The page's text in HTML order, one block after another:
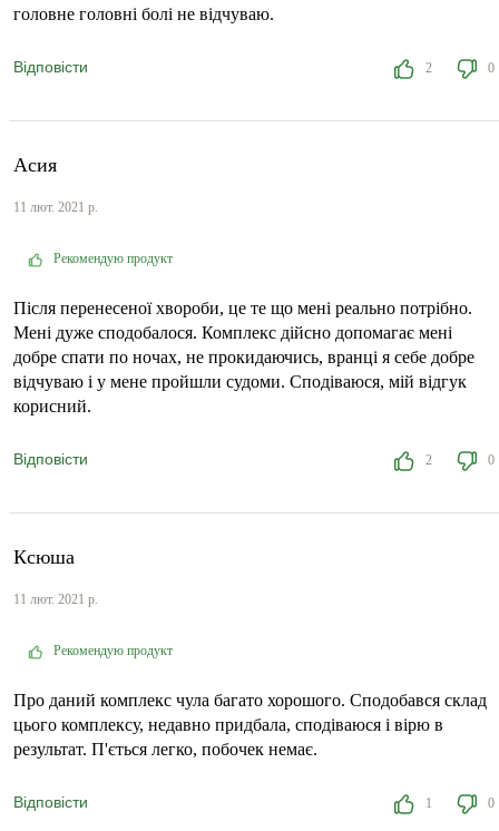
головне головні болі не відчуваю.
Відповісти 2 0
Асия
11 лют. 2021 р.
Рекомендую продукт
Після перенесеної хвороби, це те що мені реально потрібно.
Мені дуже сподобалося. Комплекс дійсно допомагає мені
добре спати по ночах, не прокидаючись, вранці я себе добре
відчуваю і у мене пройшли судоми. Сподіваюся, мій відгук
корисний.
Відповісти 2 0
Ксюша
11 лют. 2021 р.
Рекомендую продукт
Про даний комплекс чула багато хорошого. Сподобався склад
цього комплексу, недавно придбала, сподіваюся і вірю в
результат. П'ється легко, побочек немає.
Відповісти 1 0